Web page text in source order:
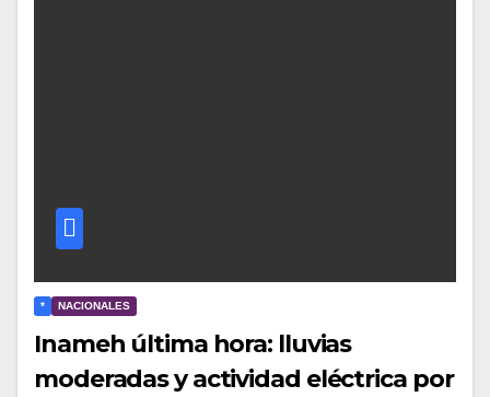
* NACIONALES
Inameh última hora: lluvias
moderadas y actividad eléctrica por